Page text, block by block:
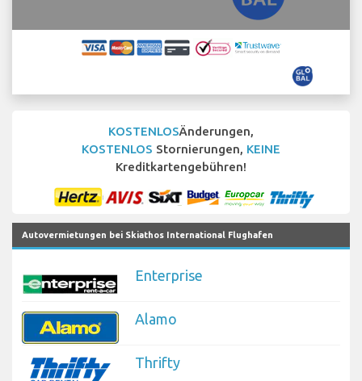
KOSTENLOSÄnderungen,
KOSTENLOS Stornierungen, KEINE
Kreditkartengebühren!
Autovermietungen bei Skiathos International Flughafen
Enterprise
Alamo
Thrifty